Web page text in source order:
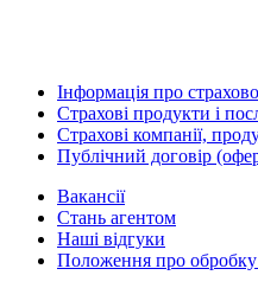
Інформація про
Страхові продукти і
Страхові компанії,
Публічний договір
Вакансії
Стань агентом
Наші відгуки
Положення про